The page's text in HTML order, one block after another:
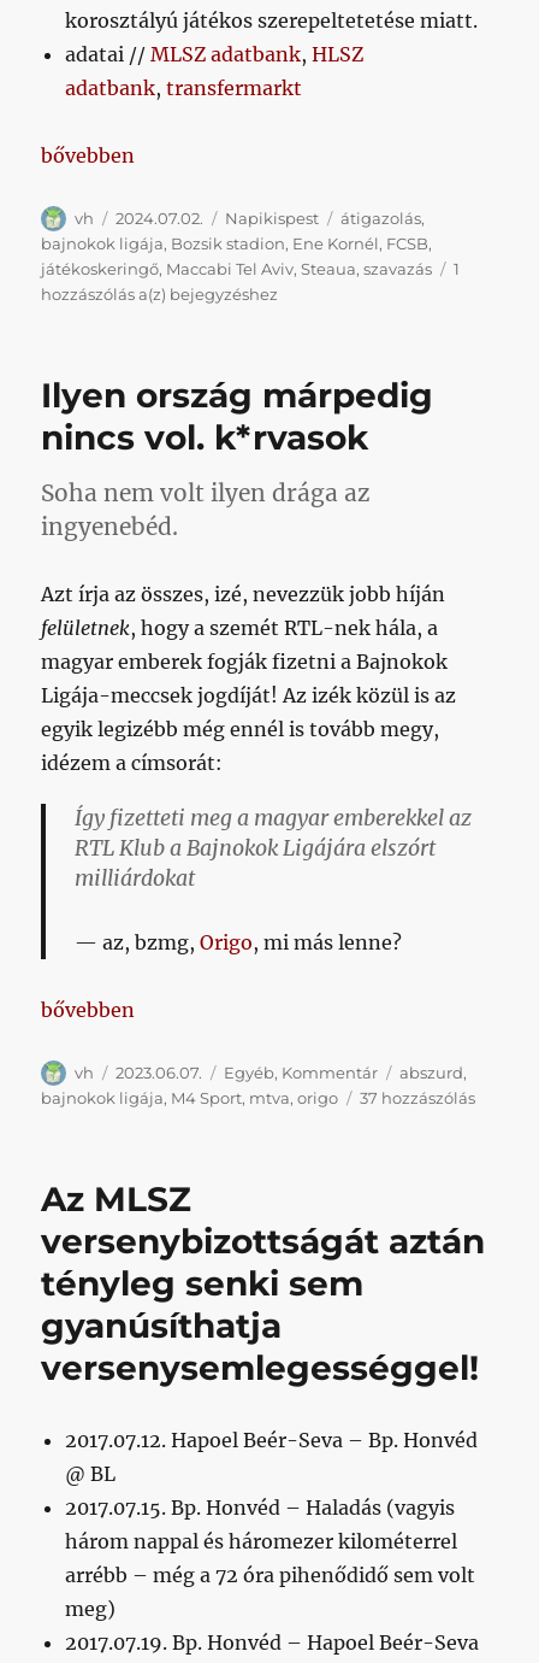
korosztályú játékos szerepeltetetése miatt.
adatai //MLSZ adatbank,HLSZ
adatbank,transfermarkt
„Napikispest 2024/07/02”
bővebben
Szerző
vh Közzétéve
2024.07.02. Kategória
Napikispest Címke
átigazolás,
bajnokok ligája, Bozsik stadion, Ene Kornél, FCSB,
játékoskeringő, Maccabi Tel Aviv,Steaua,szavazás
1
hozzászólás a(z) Napikispest
bejegyzéshez
Ilyen ország márpedig
nincs vol. k*rvasok
Soha nem volt ilyen drága az
ingyenebéd.
Azt írja az összes, izé, nevezzük jobb híján
felületnek, hogy a szemét RTL-nek hála, a
magyar emberek fogják fizetni a Bajnokok
Ligája-meccsek jogdíját! Az izék közül is az
egyik legizébb még ennél is tovább megy,
idézem a címsorát:
Így fizetteti meg a magyar emberekkel az
RTL Klub a Bajnokok Ligájára elszórt
milliárdokat
az, bzmg,Origo, mi más lenne?
„Ilyen ország márpedig nincs vol. k*rvasok”
bővebben
Szerző
vh Közzétéve
2023.06.07. Kategória
Egyéb, Kommentár Címke
abszurd,
bajnokok ligája, M4 Sport, mtva,origo 37 hozzászólásIlyen
című
Az MLSZ
versenybizottságát aztán
tényleg senki sem
gyanúsíthatja
versenysemlegességgel!
2017.07.12. Hapoel Beér-Seva – Bp. Honvéd
@ BL
2017.07.15. Bp. Honvéd – Haladás (vagyis
három nappal és háromezer kilométerrel
arrébb – még a 72 óra pihenődidő sem volt
meg)
2017.07.19. Bp. Honvéd – Hapoel Beér-Seva